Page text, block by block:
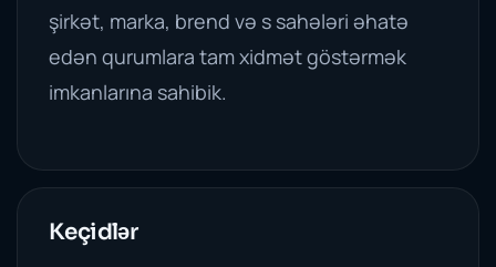
şirkət, marka, brend və s sahələri əhatə
edən qurumlara tam xidmət göstərmək
imkanlarına sahibik.
Keçidlər